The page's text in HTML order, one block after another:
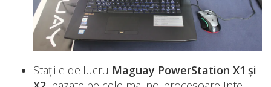
Stațiile de lucru Maguay PowerStation X1 și